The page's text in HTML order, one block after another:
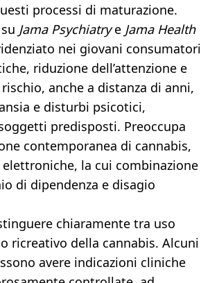
processi di maturazione.
Jama Psychiatrye Jama Health
nei giovani consumatori
riduzione dell’attenzione e
anche a distanza di anni,
e disturbi psicotici,
predisposti. Preoccupa
contemporanea di cannabis,
la cui combinazione
di dipendenza e disagio
chiaramente tra uso
ricreativo della cannabis. Alcuni
avere indicazioni cliniche